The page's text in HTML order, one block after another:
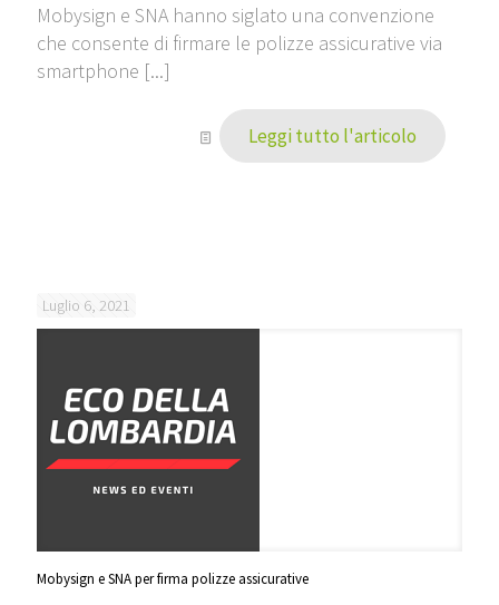
Mobysign e SNA hanno siglato una convenzione
che consente di firmare le polizze assicurative via
smartphone [...]
Leggi tutto l'articolo
Luglio 6, 2021
Mobysign e SNA per firma polizze assicurative